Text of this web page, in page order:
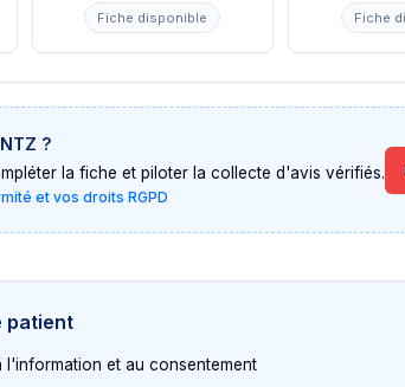
Fiche disponible Fiche
?
la fiche et piloter la collecte d'avis vérifiés.
et vos droits RGPD
patient
l'information et au consentement